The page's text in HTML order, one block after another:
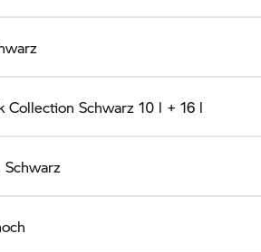
Collection Schwarz 10 l + 16 l